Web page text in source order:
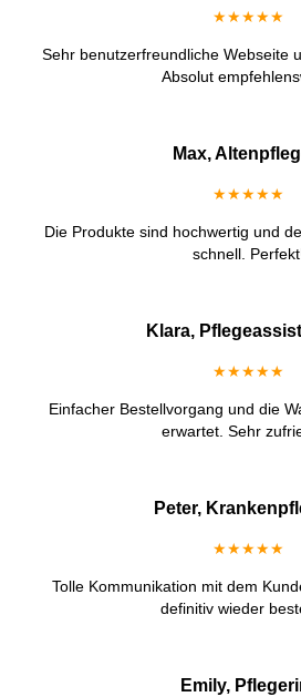
★★★★★
Sehr benutzerfreundliche Webseite
Absolut
Max,
★★★★★
Die Produkte sind hochwertig und
schnell.
Klara,
★★★★★
Einfacher Bestellvorgang und die
erwartet. Sehr
Peter,
★★★★★
Tolle Kommunikation mit dem
definitiv wieder
Emily,